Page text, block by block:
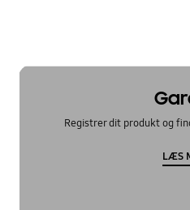
Registrer dit produkt og
LÆS